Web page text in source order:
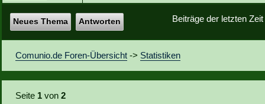
Beiträge der letzten
Neues Thema Antworten
Comunio.de Foren-Übersicht -> Statistiken
Seite 1 von2